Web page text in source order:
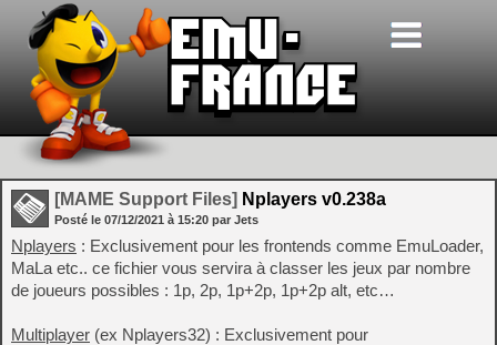
[MAME Support Files] Nplayers v0.238a
Posté le 07/12/2021 à 15:20 par Jets
Nplayers : Exclusivement pour les frontends comme EmuLoader,
MaLa etc.. ce fichier vous servira à classer les jeux par nombre
de joueurs possibles : 1p, 2p, 1p+2p, 1p+2p alt, etc…
Multiplayer (ex Nplayers32) : Exclusivement pour